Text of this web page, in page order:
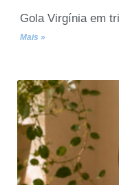
Gola Virgínia em
Mais »